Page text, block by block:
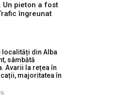
Un pieton a fost
îngreunat
localități din Alba
sâmbătă
Avarii la rețea în
majoritatea în